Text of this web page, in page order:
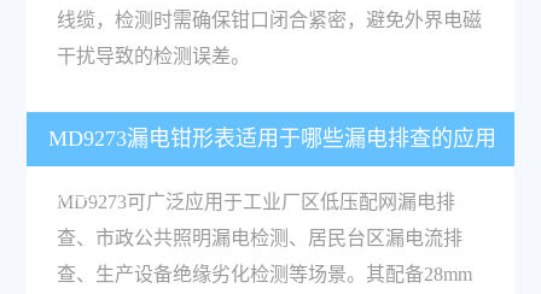
线缆，检测时需确保钳口闭合紧密，避免外界电磁
干扰导致的检测误差。
MD9273漏电钳形表适用于哪些漏电排查的应用
场景？
MD9273可广泛应用于工业厂区低压配网漏电排
查、市政公共照明漏电检测、居民台区漏电流排
查、生产设备绝缘劣化检测等场景。其配备28mm